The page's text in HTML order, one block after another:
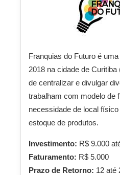
Franquias do Futuro é
2018 na cidade de
de centralizar e divulgar
trabalham com modelo de
necessidade de local
estoque de produtos.
Investimento: R$ 9.000
Faturamento: R$ 5.000
Prazo de Retorno: 12 até